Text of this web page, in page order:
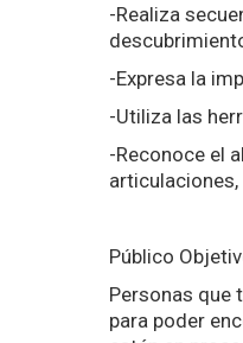
-Realiza
-Expresa la
-Utiliza las
-Reconoce el
Público
Personas que
para poder